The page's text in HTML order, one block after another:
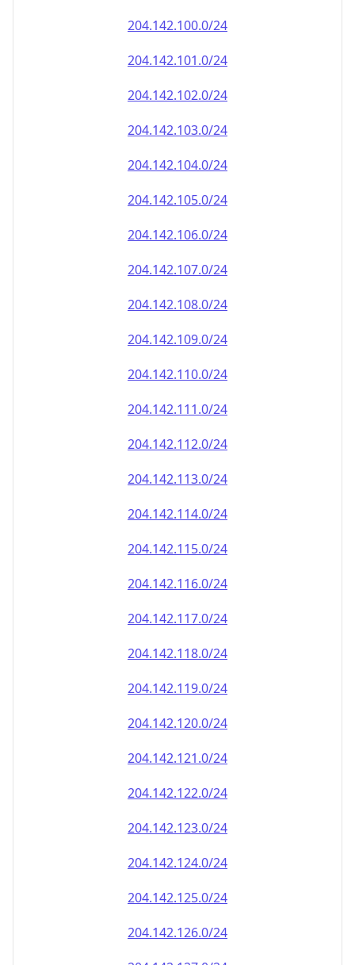
204.142.100.0/24
204.142.101.0/24
204.142.102.0/24
204.142.103.0/24
204.142.104.0/24
204.142.105.0/24
204.142.106.0/24
204.142.107.0/24
204.142.108.0/24
204.142.109.0/24
204.142.110.0/24
204.142.111.0/24
204.142.112.0/24
204.142.113.0/24
204.142.114.0/24
204.142.115.0/24
204.142.116.0/24
204.142.117.0/24
204.142.118.0/24
204.142.119.0/24
204.142.120.0/24
204.142.121.0/24
204.142.122.0/24
204.142.123.0/24
204.142.124.0/24
204.142.125.0/24
204.142.126.0/24